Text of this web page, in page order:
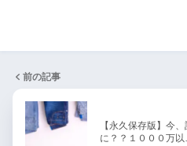
前の記事
【永久保存版】今
に？？１０００万以